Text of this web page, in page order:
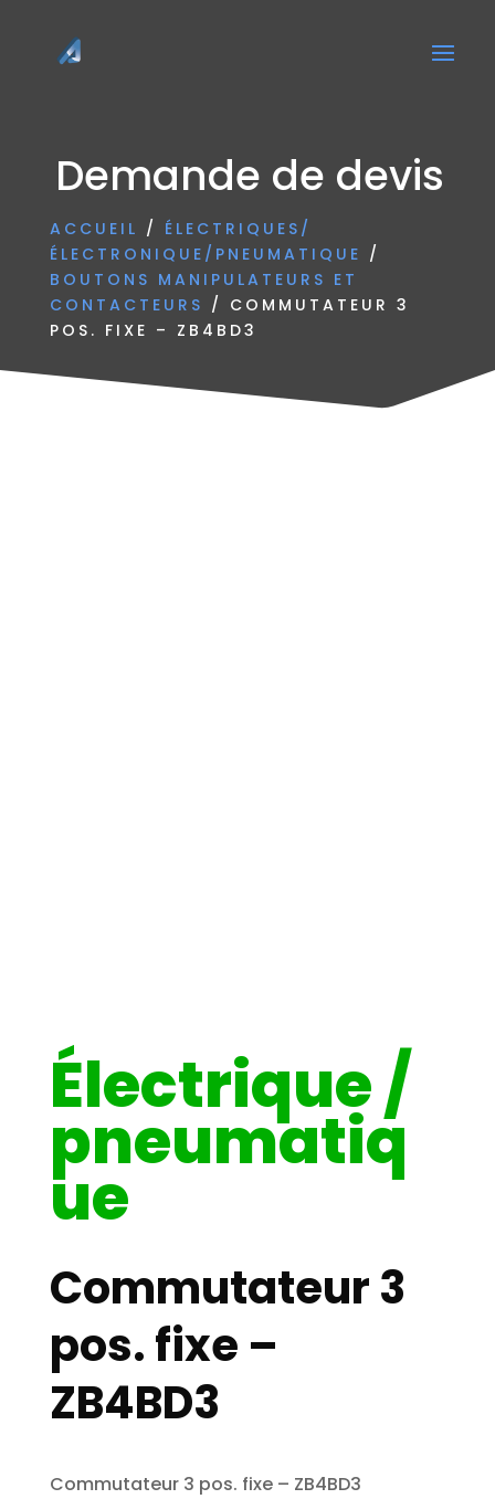
Demande de devis
ACCUEIL / ÉLECTRIQUES/
ÉLECTRONIQUE/PNEUMATIQUE /
BOUTONS MANIPULATEURS ET
CONTACTEURS / COMMUTATEUR 3
POS. FIXE – ZB4BD3
Électrique /
pneumatiq
ue
Commutateur 3
pos. fixe –
ZB4BD3
Commutateur 3 pos. fixe – ZB4BD3